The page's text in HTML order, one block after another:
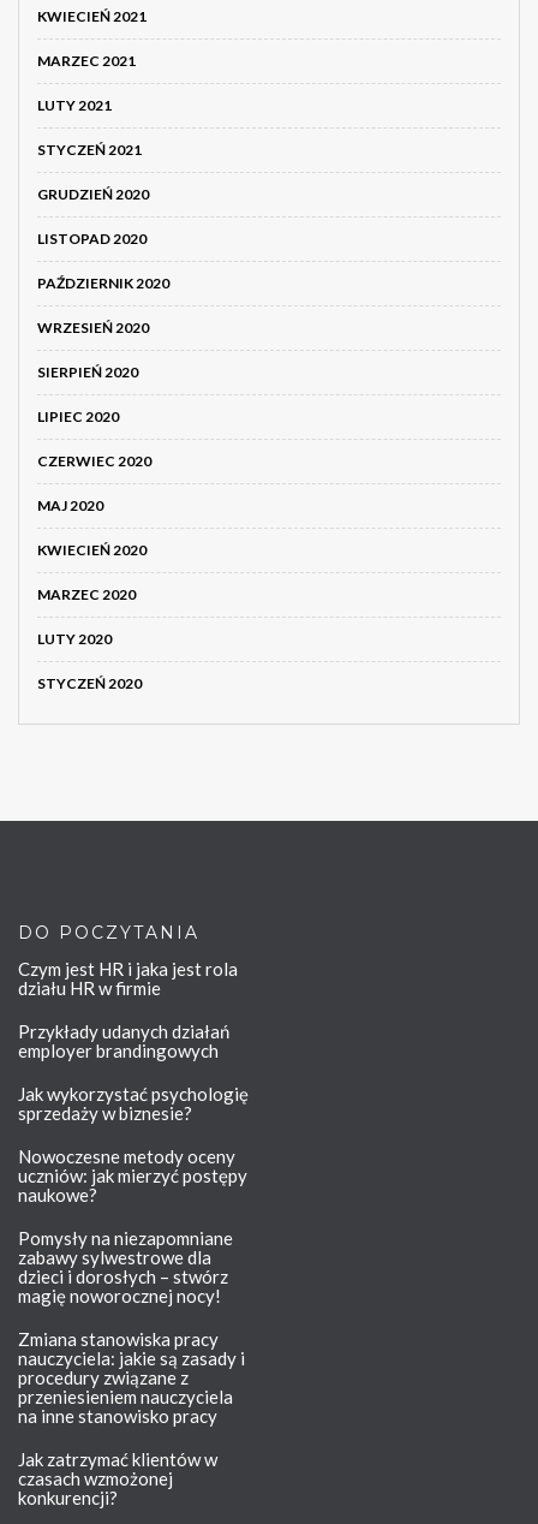
KWIECIEŃ 2021
MARZEC 2021
LUTY 2021
STYCZEŃ 2021
GRUDZIEŃ 2020
LISTOPAD 2020
PAŹDZIERNIK 2020
WRZESIEŃ 2020
SIERPIEŃ 2020
LIPIEC 2020
CZERWIEC 2020
MAJ 2020
KWIECIEŃ 2020
MARZEC 2020
LUTY 2020
STYCZEŃ 2020
DO POCZYTANIA
Czym jest HR i jaka jest rola
działu HR w firmie
Przykłady udanych działań
employer brandingowych
Jak wykorzystać psychologię
sprzedaży w biznesie?
Nowoczesne metody oceny
uczniów: jak mierzyć postępy
naukowe?
Pomysły na niezapomniane
zabawy sylwestrowe dla
dzieci i dorosłych – stwórz
magię noworocznej nocy!
Zmiana stanowiska pracy
nauczyciela: jakie są zasady i
procedury związane z
przeniesieniem nauczyciela
na inne stanowisko pracy
Jak zatrzymać klientów w
czasach wzmożonej
konkurencji?